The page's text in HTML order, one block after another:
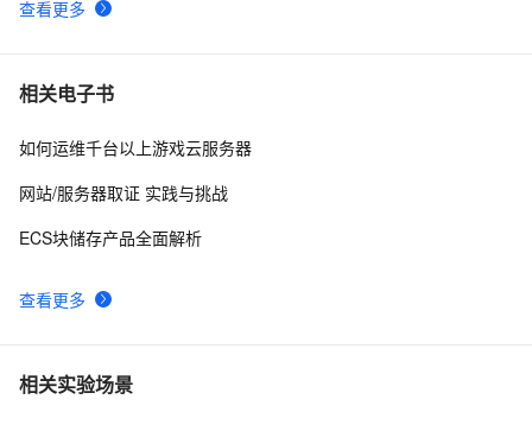
查看更多
相关电子书
查看更多
如何运维千台以上游戏云服务器
网站/服务器取证 实践与挑战
ECS块储存产品全面解析
相关实验场景